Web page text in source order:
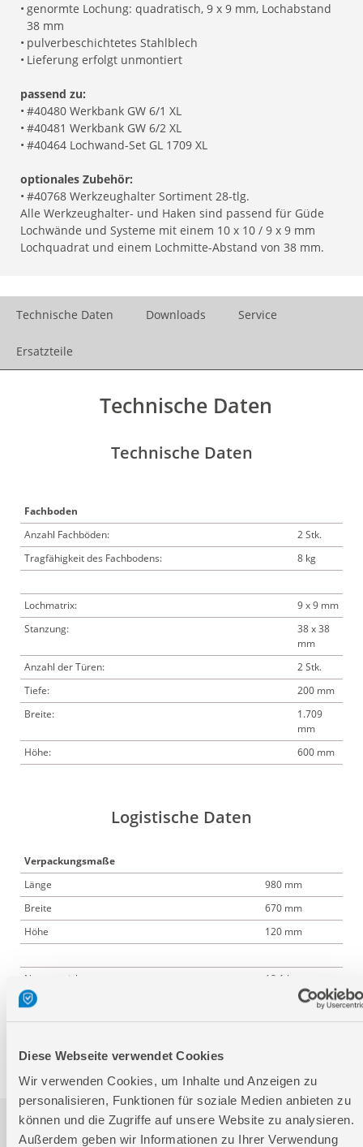
Diese Webseite verwendet Cookies
Wir verwenden Cookies, um Inhalte und Anzeigen zu
personalisieren, Funktionen für soziale Medien anbieten zu
können und die Zugriffe auf unsere Website zu analysieren.
Außerdem geben wir Informationen zu Ihrer Verwendung
• genormte Lochung: quadratisch, 9 x 9 mm, Lochabstand
38 mm
• pulverbeschichtetes Stahlblech
• Lieferung erfolgt unmontiert
passend zu:
• #40480 Werkbank GW 6/1 XL
• #40481 Werkbank GW 6/2 XL
• #40464 Lochwand-Set GL 1709 XL
optionales Zubehör:
• #40768 Werkzeughalter Sortiment 28-tlg.
Alle Werkzeughalter- und Haken sind passend für Güde
Lochwände und Systeme mit einem 10 x 10 / 9 x 9 mm
Lochquadrat und einem Lochmitte-Abstand von 38 mm.
Technische Daten Downloads Service
Ersatzteile
Technische Daten
Technische Daten
Fachboden
Anzahl Fachböden:
2 Stk.
Tragfähigkeit des Fachbodens:
8 kg
Lochmatrix:
9 x 9 mm
Stanzung:
38 x 38
mm
Anzahl der Türen:
2 Stk.
Tiefe:
200 mm
Breite:
1.709
mm
Höhe:
600 mm
Logistische Daten
Verpackungsmaße
Länge
980 mm
Breite
670 mm
Höhe
120 mm
Nettogewicht:
18,1 kg
Bruttogewicht:
Artikelnummer:
Downloads